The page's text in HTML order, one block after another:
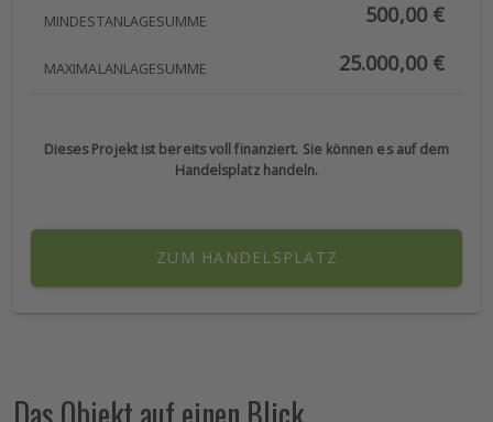
MINDESTANLAGESUMME 500,00 €
MAXIMALANLAGESUMME 25.000,00 €
Dieses Projekt ist bereits voll finanziert. Sie können es auf dem
Handelsplatz handeln.
ZUM HANDELSPLATZ